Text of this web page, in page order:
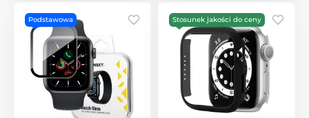
Podstawowa Stosunek jakości do ceny